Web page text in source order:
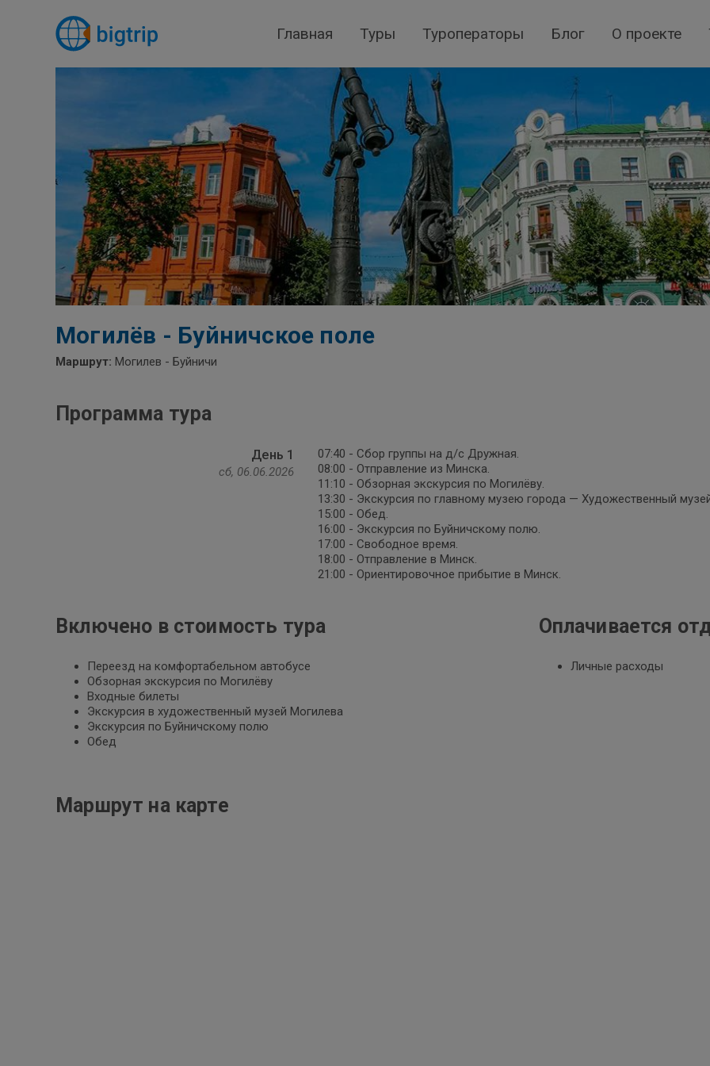
Главная Туры Туроператоры Блог О проекте
Могилёв - Буйничское поле
Маршрут: Могилев - Буйничи
Программа тура
День 1
сб, 06.06.2026
07:40 - Сбор группы на д/с Дружная.
08:00 - Отправление из Минска.
11:10 - Обзорная экскурсия по Могилёву.
13:30 - Экскурсия по главному музею города — Художественный
15:00 - Обед.
16:00 - Экскурсия по Буйничскому полю.
17:00 - Свободное время.
18:00 - Отправление в Минск.
21:00 - Ориентировочное прибытие в Минск.
Включено в стоимость тура
Переезд на комфортабельном автобусе
Обзорная экскурсия по Могилёву
Входные билеты
Экскурсия в художественный музей Могилева
Экскурсия по Буйничскому полю
Обед
Оплачивается
Личные расходы
Маршрут на карте